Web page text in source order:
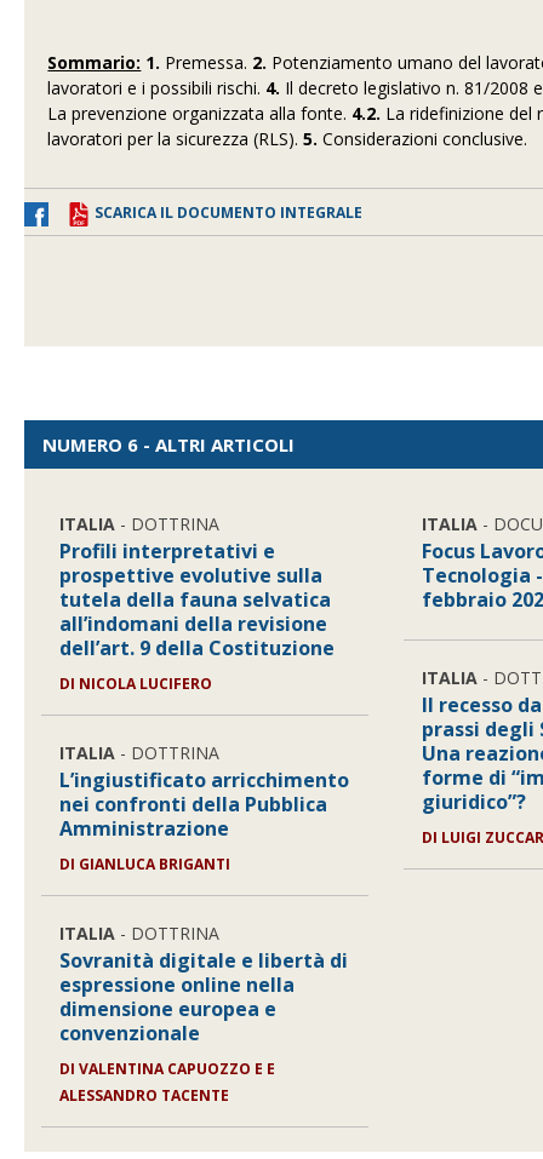
Sommario: 1. Premessa. 2. Potenziamento umano del
lavoratori e i possibili rischi. 4. Il decreto legislativo n. 81/2008
La prevenzione organizzata alla fonte. 4.2. La ridefinizione del
lavoratori per la sicurezza (RLS).5. Considerazioni conclusive.
SCARICA IL DOCUMENTO INTEGRALE
NUMERO 6 - ALTRI ARTICOLI
ITALIA - DOTTRINA
Profili interpretativi e
prospettive evolutive sulla
tutela della fauna selvatica
all’indomani della revisione
dell’art. 9 della Costituzione
DI NICOLA LUCIFERO
ITALIA - DOTTRINA
L’ingiustificato arricchimento
nei confronti della Pubblica
Amministrazione
DI GIANLUCA BRIGANTI
ITALIA - DOTTRINA
Sovranità digitale e libertà di
espressione online nella
dimensione europea e
convenzionale
DIVALENTINA CAPUOZZO E E
ALESSANDRO TACENTE
ITALIA -
Focus
Tecnologia
febbraio
ITALIA -
Il recesso
prassi
Una
forme di
giuridico”?
DI LUIGI